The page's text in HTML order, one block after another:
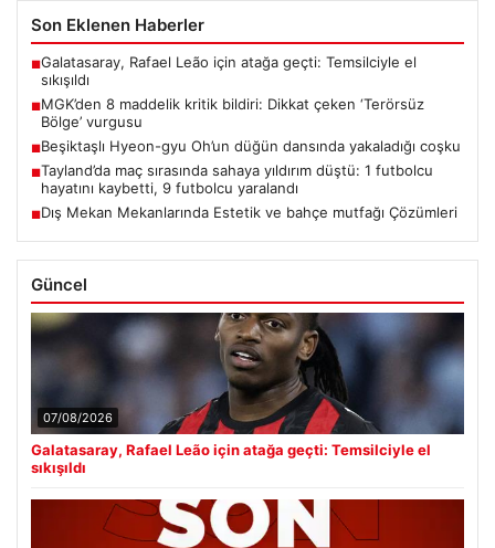
Son Eklenen Haberler
■Galatasaray, Rafael Leão için atağa geçti: Temsilciyle el
sıkışıldı
■MGK’den 8 maddelik kritik bildiri: Dikkat çeken ‘Terörsüz
Bölge’ vurgusu
■Beşiktaşlı Hyeon-gyu Oh’un düğün dansında yakaladığı coşku
■Tayland’da maç sırasında sahaya yıldırım düştü: 1 futbolcu
hayatını kaybetti, 9 futbolcu yaralandı
■Dış Mekan Mekanlarında Estetik ve bahçe mutfağı Çözümleri
Güncel
07/08/2026
Galatasaray, Rafael Leão için atağa geçti: Temsilciyle el
sıkışıldı